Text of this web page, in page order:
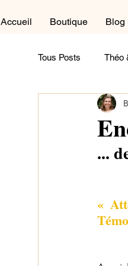
Accueil Boutique Blog
Tous Posts Théo
Autour du cycle
Dans la salle de
...
«